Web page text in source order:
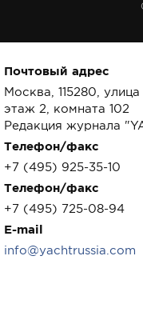
Почтовый адрес
Москва, 115280,
этаж 2, комната 102
Редакция журнала
Телефон/факс
+7 (495) 925-35-10
Телефон/факс
+7 (495) 725-08-94
E-mail
info@yachtrussia.com